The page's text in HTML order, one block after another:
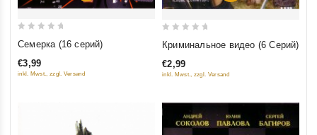
of
Семерка (16 серий)
€3,99
inkl. Mwst., zzgl. Versand
out
of
Криминальное видео (6 Cерий)
€2,99
inkl. Mwst., zzgl. Versand